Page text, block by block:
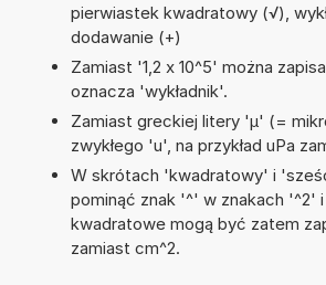
pierwiastek kwadratowy (√),
dodawanie (+)
Zamiast '1,2 x 10^5' można
oznacza 'wykładnik'.
Zamiast greckiej litery 'µ' (=
zwykłego 'u', na przykład uPa
W skrótach 'kwadratowy' i
pominąć znak '^' w znakach '^2'
kwadratowe mogą być zatem
zamiast cm^2.